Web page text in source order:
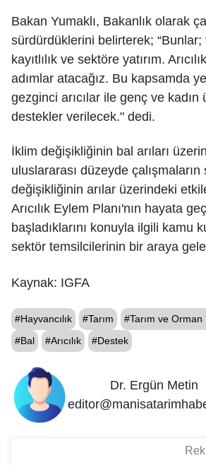
Bakan Yumaklı, Bakanlık olarak
sürdürdüklerini belirterek;
kayıtlılık ve sektöre yatırım.
adımlar atacağız. Bu kapsamda
gezginci arıcılar ile genç ve
destekler verilecek." dedi.
İklim değişikliğinin bal arıları
uluslararası düzeyde
değişikliğinin arılar üzerindeki
Arıcılık Eylem Planı'nın hayata
başladıklarını konuyla ilgili kamu
sektör temsilcilerinin bir araya
Kaynak: IGFA
#Hayvancılık #Tarım #Tarım ve Orman
#Bal
#Arıcılık #Destek
Dr. Ergün Metin